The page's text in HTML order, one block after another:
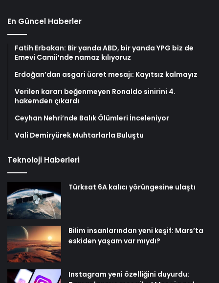
En Güncel Haberler
Fatih Erbakan: Bir yanda ABD, bir yanda YPG biz de
Emevi Camii’nde namaz kılıyoruz
Erdoğan’dan asgari ücret mesajı: Kayıtsız kalmayız
Verilen kararı beğenmeyen Ronaldo sinirini 4.
hakemden çıkardı
Ceyhan Nehri’nde Balık Ölümleri İnceleniyor
Vali Demiryürek Muhtarlarla Buluştu
Teknoloji Haberleri
Türksat 6A kalıcı yörüngesine ulaştı
Bilim insanlarından yeni keşif: Mars’ta
eskiden yaşam var mıydı?
Instagram yeni özelliğini duyurdu: